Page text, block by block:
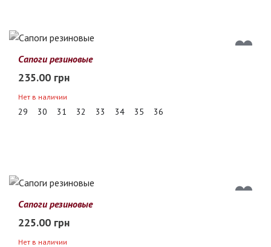
Сапоги резиновые
235.00 грн
Нет в наличии
29 30 31 32 33 34 35 36
Сапоги резиновые
225.00 грн
Нет в наличии